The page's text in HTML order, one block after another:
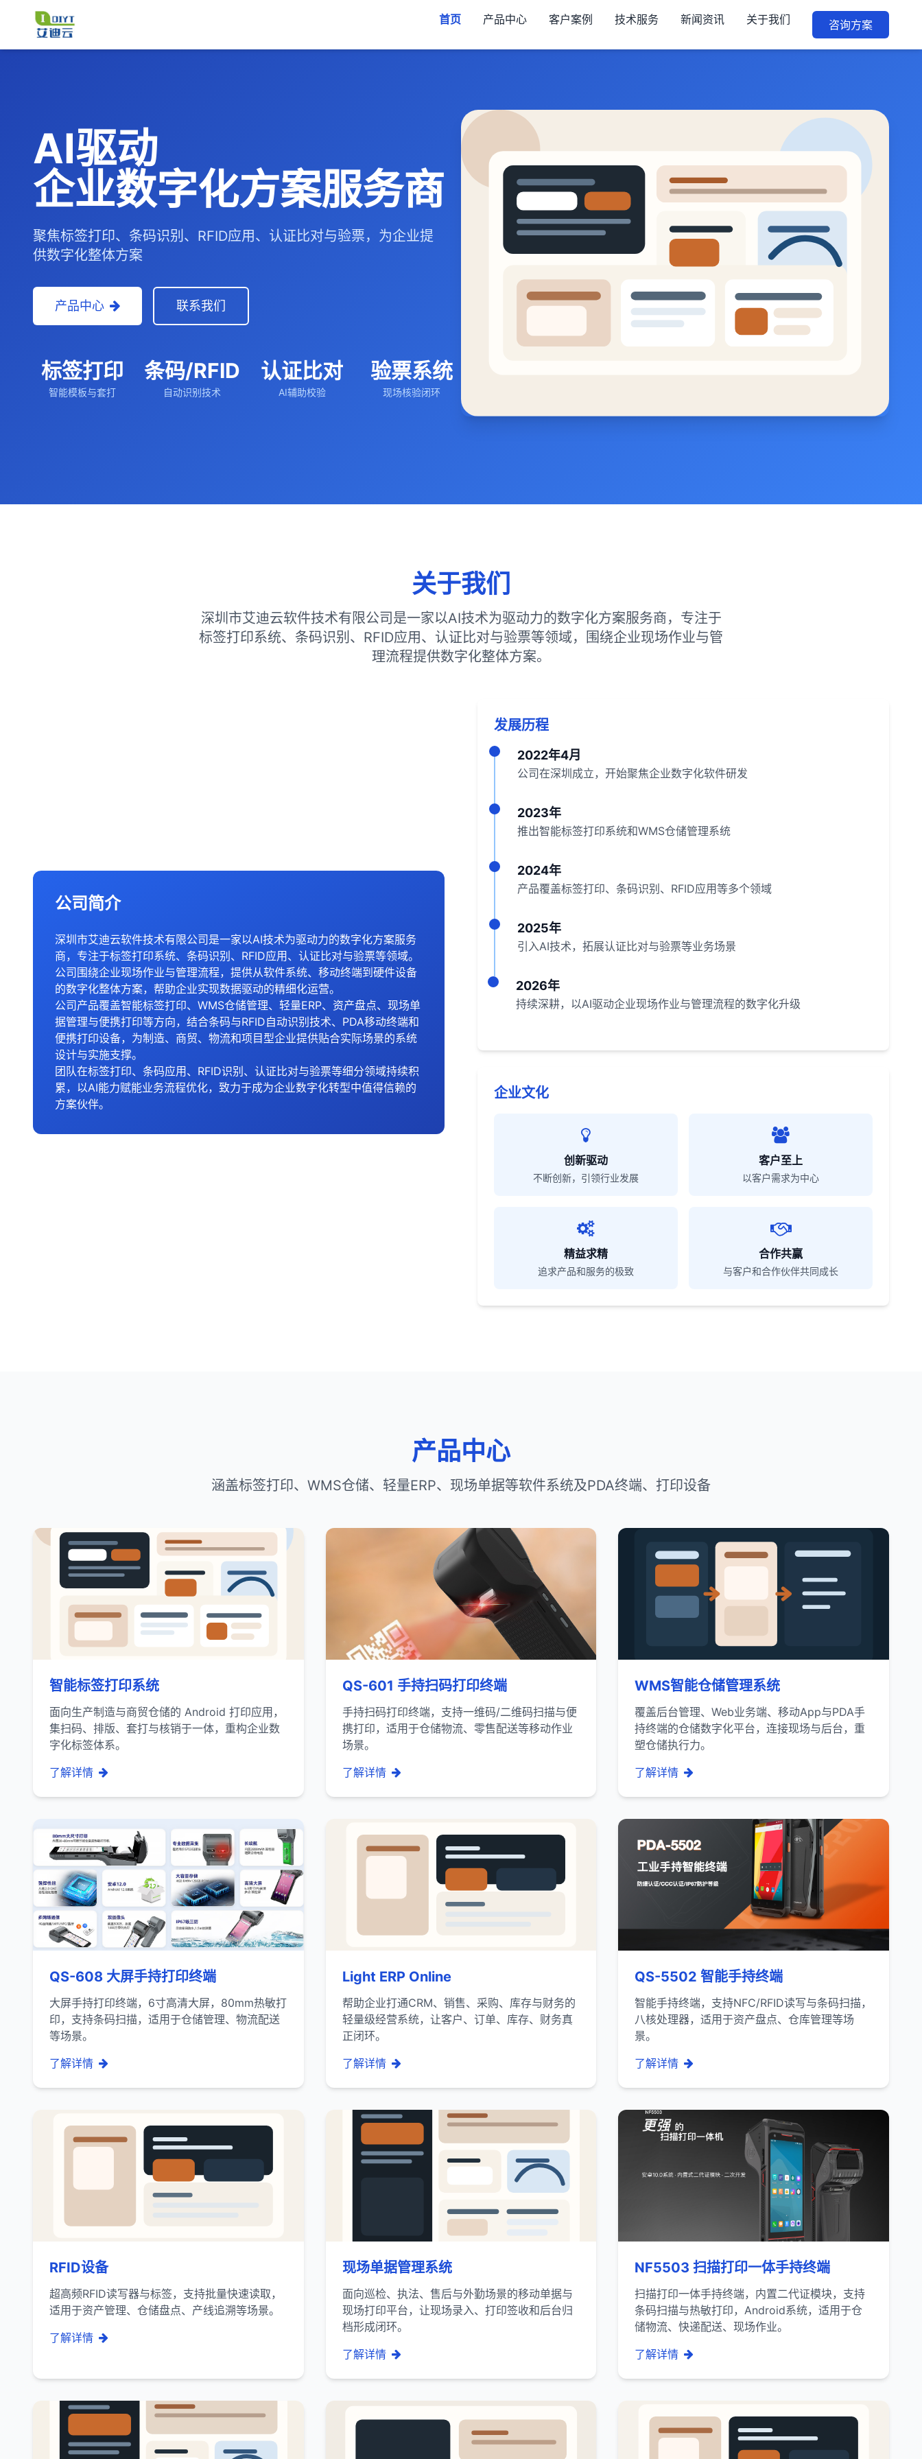
首页 产品中心 客户案例 技术服务 新闻资讯 关于我们 咨询方案
AI驱动
企业数字化方案服务商
聚焦标签打印、条码识别、RFID应用、认证比对与验票，为企业提
供数字化整体方案
产品中心 联系我们
标签打印
智能模板与套打
条码/RFID
自动识别技术
认证比对
AI辅助校验
验票系统
现场核验闭环
关于我们
深圳市艾迪云软件技术有限公司是一家以AI技术为驱动力的数字化方案服务商，专注于
标签打印系统、条码识别、RFID应用、认证比对与验票等领域，围绕企业现场作业与管
理流程提供数字化整体方案。
公司简介
深圳市艾迪云软件技术有限公司是一家以AI技术为驱动力的数字化方案服务
商，专注于标签打印系统、条码识别、RFID应用、认证比对与验票等领域。
公司围绕企业现场作业与管理流程，提供从软件系统、移动终端到硬件设备
的数字化整体方案，帮助企业实现数据驱动的精细化运营。
公司产品覆盖智能标签打印、WMS仓储管理、轻量ERP、资产盘点、现场单
据管理与便携打印等方向，结合条码与RFID自动识别技术、PDA移动终端和
便携打印设备，为制造、商贸、物流和项目型企业提供贴合实际场景的系统
设计与实施支撑。
团队在标签打印、条码应用、RFID识别、认证比对与验票等细分领域持续积
累，以AI能力赋能业务流程优化，致力于成为企业数字化转型中值得信赖的
方案伙伴。
发展历程
2022年4月
公司在深圳成立，开始聚焦企业数字化软件研发
2023年
推出智能标签打印系统和WMS仓储管理系统
2024年
产品覆盖标签打印、条码识别、RFID应用等多个领域
2025年
引入AI技术，拓展认证比对与验票等业务场景
2026年
持续深耕，以AI驱动企业现场作业与管理流程的数字化升级
企业文化
创新驱动
不断创新，引领行业发展
客户至上
以客户需求为中心
精益求精
追求产品和服务的极致
合作共赢
与客户和合作伙伴共同成长
产品中心
涵盖标签打印、WMS仓储、轻量ERP、现场单据等软件系统及PDA终端、打印设备
智能标签打印系统
面向生产制造与商贸仓储的 Android 打印应用，
集扫码、排版、套打与核销于一体，重构企业数
字化标签体系。
了解详情
QS-601 手持扫码打印终端
手持扫码打印终端，支持一维码/二维码扫描与便
携打印，适用于仓储物流、零售配送等移动作业
场景。
了解详情
WMS智能仓储管理系统
覆盖后台管理、Web业务端、移动App与PDA手
持终端的仓储数字化平台，连接现场与后台，重
塑仓储执行力。
了解详情
QS-608 大屏手持打印终端
大屏手持打印终端，6寸高清大屏，80mm热敏打
印，支持条码扫描，适用于仓储管理、物流配送
等场景。
了解详情
Light ERP Online
帮助企业打通CRM、销售、采购、库存与财务的
轻量级经营系统，让客户、订单、库存、财务真
正闭环。
了解详情
QS-5502 智能手持终端
智能手持终端，支持NFC/RFID读写与条码扫描，
八核处理器，适用于资产盘点、仓库管理等场
景。
了解详情
RFID设备
超高频RFID读写器与标签，支持批量快速读取，
适用于资产管理、仓储盘点、产线追溯等场景。
了解详情
现场单据管理系统
面向巡检、执法、售后与外勤场景的移动单据与
现场打印平台，让现场录入、打印签收和后台归
档形成闭环。
了解详情
NF5503 扫描打印一体手持终端
扫描打印一体手持终端，内置二代证模块，支持
条码扫描与热敏打印，Android系统，适用于仓
储物流、快递配送、现场作业。
了解详情